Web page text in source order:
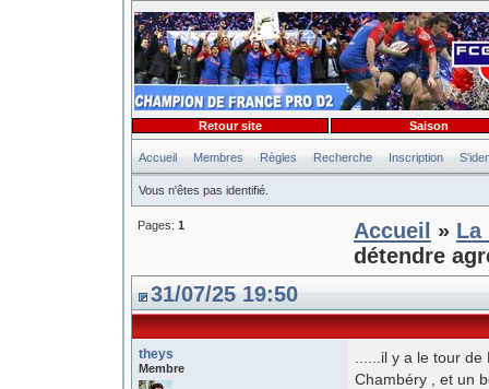
Accueil Membres Règles Recherche Inscription
Vous n'êtes pas identifié.
Retour site Saison
Pages: 1 Accueil » La
détendre
31/07/25 19:50
theys
Membre
......il y a le tour
Chambéry , et un